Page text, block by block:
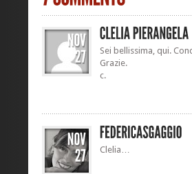
Sei bellissima, qui.
Grazie.
c.
Clelia…